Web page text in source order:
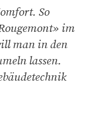
So
im
man in den
lassen.